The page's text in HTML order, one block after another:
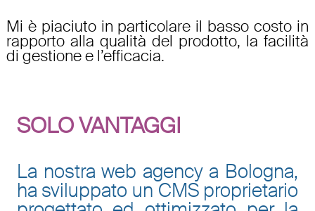
Mi è piaciuto in particolare il basso costo in
rapporto alla qualità del prodotto, la facilità
di gestione e l’efficacia.
SOLO VANTAGGI
La nostraweb agency a Bologna,
ha sviluppato un CMS proprietario